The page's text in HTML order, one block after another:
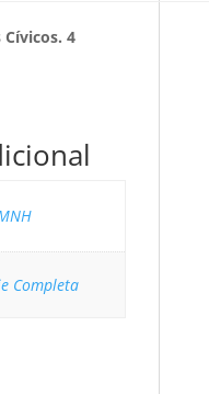
4
Completa